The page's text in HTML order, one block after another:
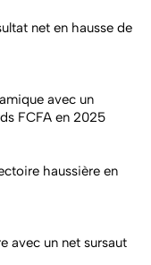
net en hausse de
avec un
FCFA en 2025
haussière en
avec un net sursaut